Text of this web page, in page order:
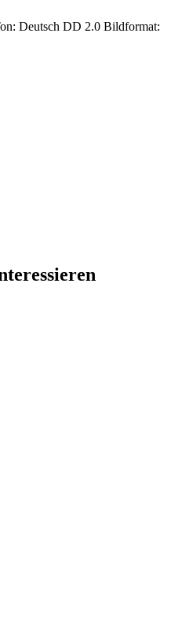
Deutsch DD 2.0 Bildformat: